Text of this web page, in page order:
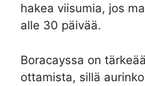
hakea viisumia, jos
alle 30 päivää.
Boracayssa on
ottamista, sillä